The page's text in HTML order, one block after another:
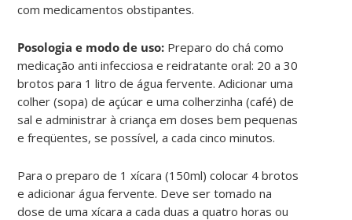
com medicamentos obstipantes.
Posologia e modo de uso: Preparo do chá como
medicação anti infecciosa e reidratante oral: 20 a 30
brotos para 1 litro de água fervente. Adicionar uma
colher (sopa) de açúcar e uma colherzinha (café) de
sal e administrar à criança em doses bem pequenas
e freqüentes, se possível, a cada cinco minutos.
Para o preparo de 1 xícara (150ml) colocar 4 brotos
e adicionar água fervente. Deve ser tomado na
dose de uma xícara a cada duas a quatro horas ou